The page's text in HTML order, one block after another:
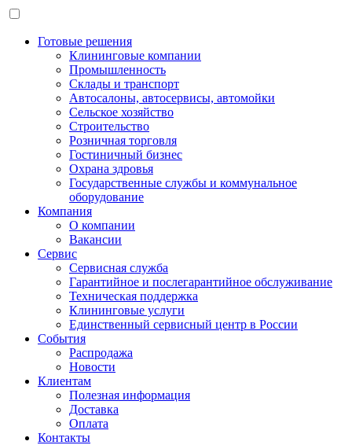
Готовые решения
Клининговые компании
Промышленность
Склады и транспорт
Автосалоны, автосервисы, автомойки
Сельское хозяйство
Строительство
Розничная торговля
Гостиничный бизнес
Охрана здровья
Государственные службы и коммунальное
оборудование
Компания
О компании
Вакансии
Сервис
Сервисная служба
Гарантийное и послегарантийное обслуживание
Техническая поддержка
Клининговые услуги
Единственный сервисный центр в России
События
Распродажа
Новости
Клиентам
Полезная информация
Доставка
Оплата
Контакты